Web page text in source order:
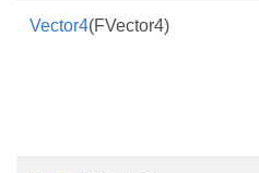
Vector4(FVector4)